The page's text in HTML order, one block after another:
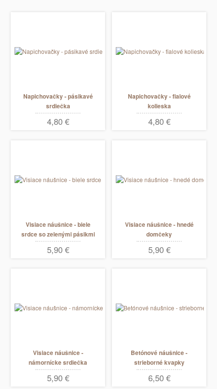
Napichovačky - pásikavé
srdiečka
4,80 €
Napichovačky - fialové
kolieska
4,80 €
Visiace náušnice - biele
srdce so zelenými pásikmi
5,90 €
Visiace náušnice - hnedé
domčeky
5,90 €
Visiace náušnice -
námornícke srdiečka
visiace
5,90 €
Betónové náušnice -
strieborné kvapky
6,50 €